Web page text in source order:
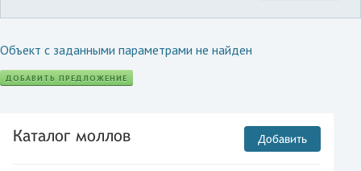
Объект с заданными параметрами не найден
ДОБАВИТЬ ПРЕДЛОЖЕНИЕ
Каталог моллов Добавить